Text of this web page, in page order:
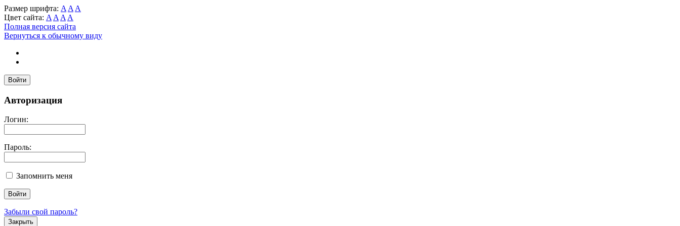
Размер шрифта: A A A
Цвет сайта: A A A A
Полная версия сайта
Вернуться к обычному виду
Войти
Авторизация
Логин:
Пароль:
Запомнить меня
Забыли свой пароль?
Закрыть